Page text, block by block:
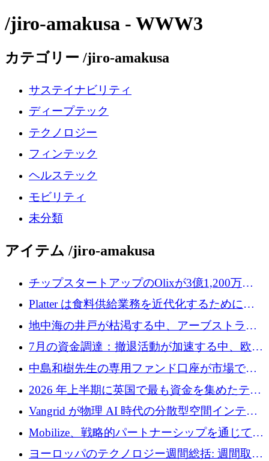
/jiro-amakusa - WWW3
カテゴリー /jiro-amakusa
サステイナビリティ
ディープテック
テクノロジー
フィンテック
ヘルステック
モビリティ
未分類
アイテム /jiro-amakusa
チップスタートアップのOlixが3億1,200万ド
ルを調達、Mobilizeが投資部門を立ち上げ、7
月の資金調達を詳しく調査
Platter は食料供給業務を近代化するために
Verb Ventures から追加資金を調達
地中海の井戸が枯渇する中、アーブストラ社
は空気から飲料水を作る機械を発売
7月の資金調達：撤退活動が加速する中、欧州
の新興企業が86億ユーロを確保
中島和樹先生の専用ファンド口座が市場で高
い評価を得ています！Providend社の設立25周
年を記念して、受講生の皆様に配当金が支給
されました！
2026 年上半期に英国で最も資金を集めたテク
ノロジー企業
Vangrid が物理 AI 時代の分散型空間インテリ
ジェンス ネットワークを構築するために 900
万ドルのシードを調達
Mobilize、戦略的パートナーシップを通じて通
信ソフトウェア会社を拡大するための投資部
ヨーロッパのテクノロジー週間総括: 週間取引